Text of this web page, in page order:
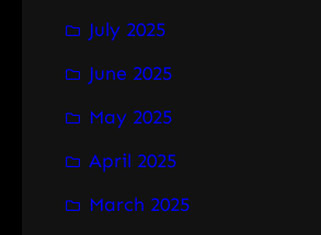
July 2025
June 2025
May 2025
April 2025
March 2025